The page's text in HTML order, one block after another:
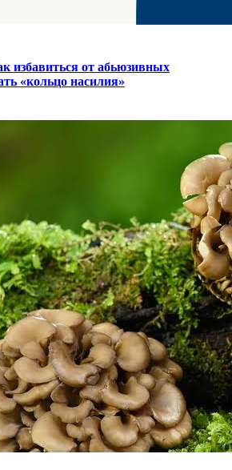
избавиться от абьюзивных
«кольцо насилия»